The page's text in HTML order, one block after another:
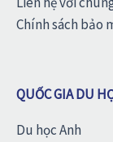
Chính sách bảo
QUỐC GIA DU
Du học Anh